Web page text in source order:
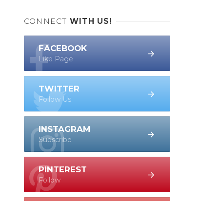
CONNECT WITH US!
FACEBOOK
Like Page
TWITTER
Follow Us
INSTAGRAM
Subscribe
PINTEREST
Follow